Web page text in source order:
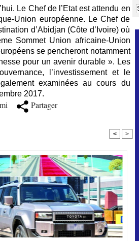
Le Chef de l’Etat est attendu en
Union européenne. Le Chef de
d’Abidjan (Côte d’Ivoire) où
Sommet Union africaine-Union
se pencheront notamment
pour un avenir durable ». Les
l’investissement et le
examinées au cours du
2017.
Partager
< >